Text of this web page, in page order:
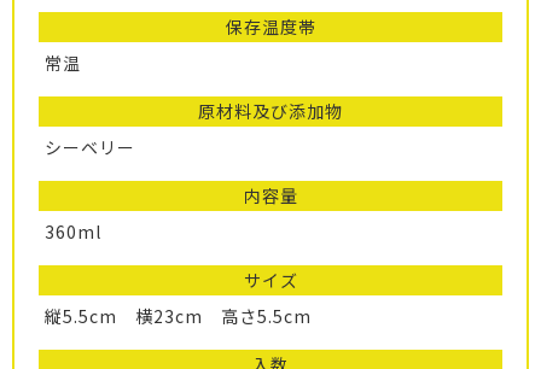
保存温度帯
常温
原材料及び添加物
シーベリー
内容量
360ml
サイズ
縦5.5cm 横23cm 高さ5.5cm